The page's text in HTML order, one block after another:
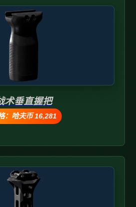
术垂直握把
：哈夫币 16,281